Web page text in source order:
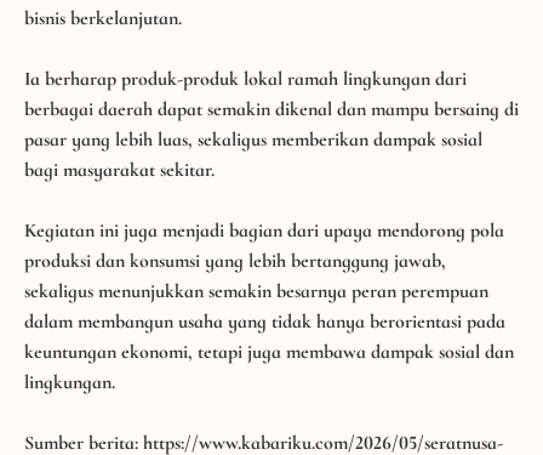
saling belajar, berbagi pengalaman, dan memperluas jejaring
Ia berharap produk-produk lokal ramah lingkungan dari
berbagai daerah dapat semakin dikenal dan mampu bersaing di
pasar yang lebih luas, sekaligus memberikan dampak sosial
Kegiatan ini juga menjadi bagian dari upaya mendorong pola
produksi dan konsumsi yang lebih bertanggung jawab,
sekaligus menunjukkan semakin besarnya peran perempuan
dalam membangun usaha yang tidak hanya berorientasi pada
keuntungan ekonomi, tetapi juga membawa dampak sosial dan